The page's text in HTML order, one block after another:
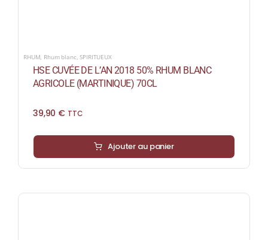
RHUM Rhum blanc ,SPIRITUEUX
HSE CUVÉE DE L’AN 2018 50% RHUM BLANC
AGRICOLE (MARTINIQUE) 70CL
39,90 € TTC
Ajouter au panier